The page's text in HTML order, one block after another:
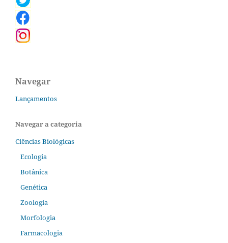
Navegar
Lançamentos
Navegar a categoria
Ciências Biológicas
Ecologia
Botânica
Genética
Zoologia
Morfologia
Farmacologia